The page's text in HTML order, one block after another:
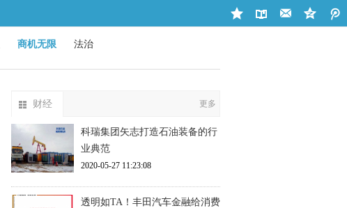
商机无限 法治
财经 更多
科瑞集团矢志打造石油装备的行
业典范
2020-05-27 11:23:08
透明如TA！丰田汽车金融给消费